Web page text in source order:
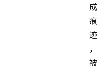
成
痕
迹
，
被